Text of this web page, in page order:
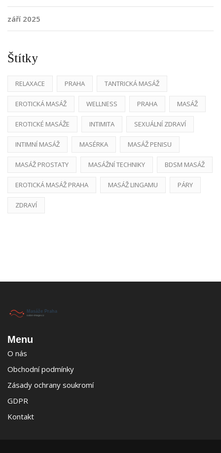
září 2025
Štítky
RELAXACE PRAHA TANTRICKÁ MASÁŽ
EROTICKÁ MASÁŽ WELLNESS PRAHA MASÁŽ
EROTICKÉ MASÁŽE INTIMITA SEXUÁLNÍ ZDRAVÍ
INTIMNÍ MASÁŽ MASÉRKA MASÁŽ PENISU
MASÁŽ PROSTATY MASÁŽNÍ TECHNIKY BDSM MASÁŽ
EROTICKÁ MASÁŽ PRAHA MASÁŽ LINGAMU PÁRY
ZDRAVÍ
Menu
O nás
Obchodní podmínky
Zásady ochrany soukromí
GDPR
Kontakt